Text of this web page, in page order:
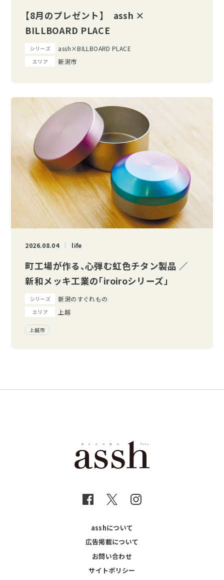
【8月のプレゼント】 assh ×
BILLBOARD PLACE
シリーズ assh×BILLBOARD PLACE
エリア 新潟市
2026.08.04 life
町工場が作る、心弾む虹色チタン製品 ／
新和メッキ工業の「iroiroシリーズ」
シリーズ 新潟のすぐれもの
エリア 上越
上越市
asshについて
広告掲載について
お問い合わせ
サイトポリシー